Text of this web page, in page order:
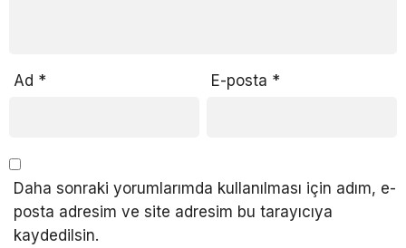
Ad * E-posta *
Daha sonraki yorumlarımda kullanılması için adım, e-
posta adresim ve site adresim bu tarayıcıya
kaydedilsin.